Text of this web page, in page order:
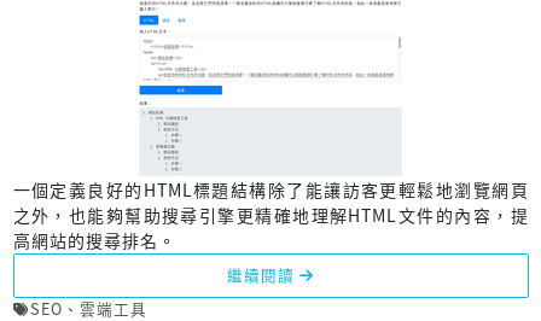
一個定義良好的HTML標題結構除了能讓訪客更輕鬆地瀏覽網頁
之外，也能夠幫助搜尋引擎更精確地理解HTML文件的內容，提
高網站的搜尋排名。
繼續閱讀
SEO 、 雲端工具